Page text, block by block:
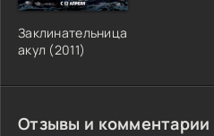
Заклинательница
акул (2011)
Отзывы и комментарии